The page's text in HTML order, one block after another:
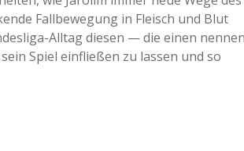
Fallbewegung in Fleisch und Blut
Alltag diesen — die einen
Spiel einfließen zu lassen und so